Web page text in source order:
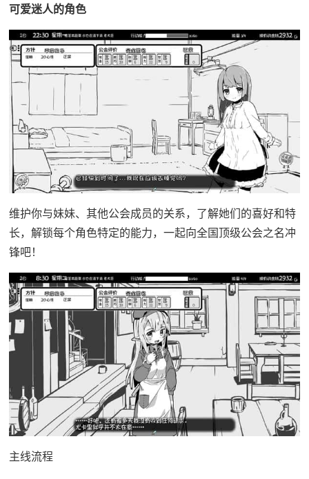
可爱迷人的角色
维护你与妹妹、其他公会成员的关系，了解她们的喜好和特
长，解锁每个角色特定的能力，一起向全国顶级公会之名冲
锋吧！
主线流程